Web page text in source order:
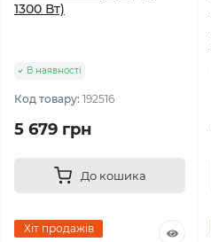
1300 Вт)
В наявності
Код товару: 192516
5 679 грн
До кошика
Хіт продажів